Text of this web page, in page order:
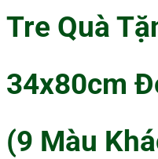
Tre Quà
34x80cm
(9 Màu